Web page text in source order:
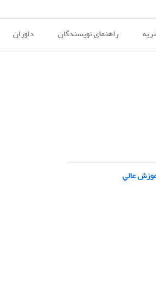
راهنمای نویسندگان داوران
ﻋﺎﻟﻲ